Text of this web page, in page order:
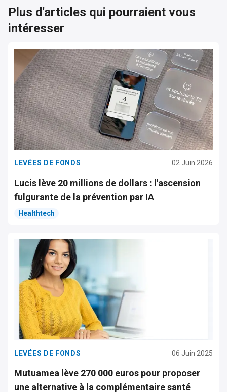
Plus d'articles qui pourraient vous
intéresser
LEVÉES DE FONDS 02 Juin 2026
Lucis lève 20 millions de dollars : l'ascension
fulgurante de la prévention par IA
Healthtech
LEVÉES DE FONDS 06 Juin 2025
Mutuamea lève 270 000 euros pour proposer
une alternative à la complémentaire santé